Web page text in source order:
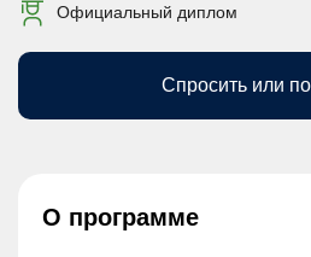
Официальный диплом
Спросить или
О программе